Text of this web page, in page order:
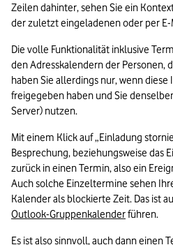
Zeilen dahinter, sehen Sie ein
der zuletzt eingeladenen oder per
Die volle Funktionalität inklusive
den Adresskalendern der Personen,
haben Sie allerdings nur, wenn
freigegeben haben und Sie
Server) nutzen.
Mit einem Klick auf „Einladung
Besprechung, beziehungsweise das
zurück in einen Termin, also ein
Auch solche Einzeltermine sehen
Outlook-Gruppenkalender führen.
Es ist also sinnvoll, auch dann einen